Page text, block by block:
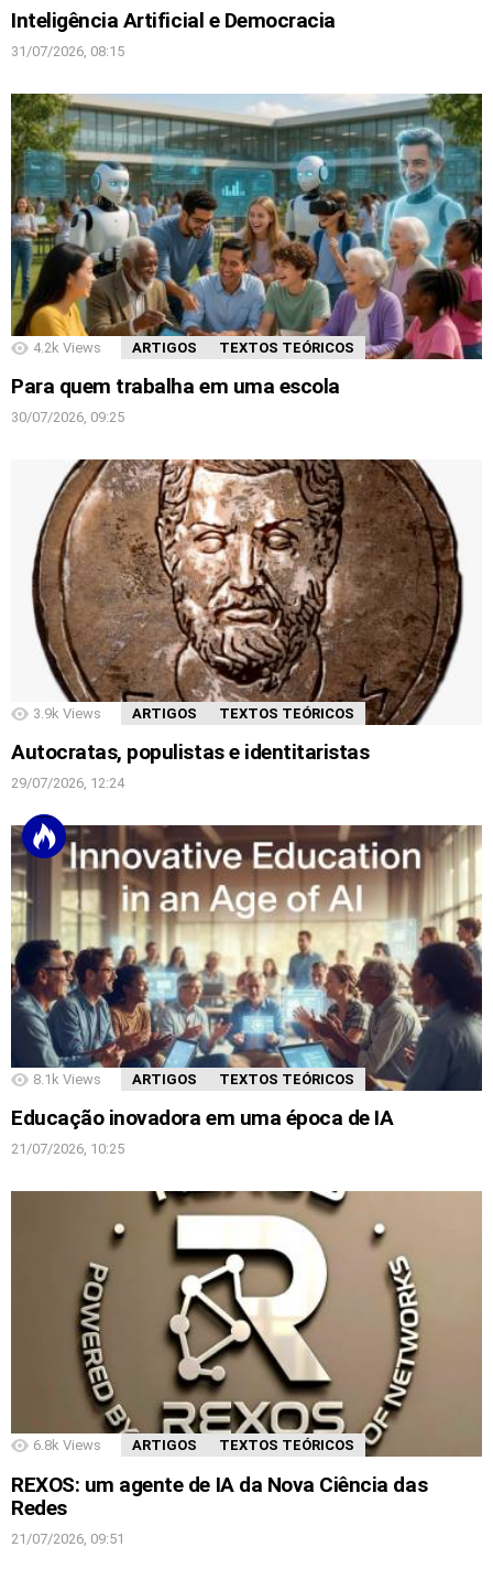
Inteligência Artificial e Democracia
31/07/2026, 08:15
4.2k Views ARTIGOS TEXTOS TEÓRICOS
Para quem trabalha em uma escola
30/07/2026, 09:25
3.9k Views ARTIGOS TEXTOS TEÓRICOS
Autocratas, populistas e identitaristas
29/07/2026, 12:24
8.1k Views ARTIGOS TEXTOS TEÓRICOS
Educação inovadora em uma época de IA
21/07/2026, 10:25
6.8k Views ARTIGOS TEXTOS TEÓRICOS
REXOS: um agente de IA da Nova Ciência das
Redes
21/07/2026, 09:51